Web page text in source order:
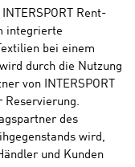
Rent-
integrierte
bei einem
durch die Nutzung
von INTERSPORT
Reservierung.
des
wird,
und Kunden